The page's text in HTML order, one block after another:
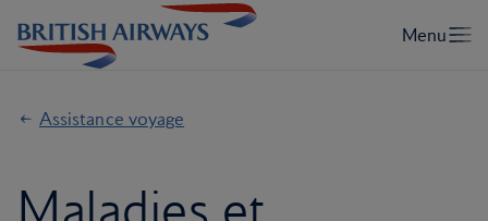
Assistance voyage